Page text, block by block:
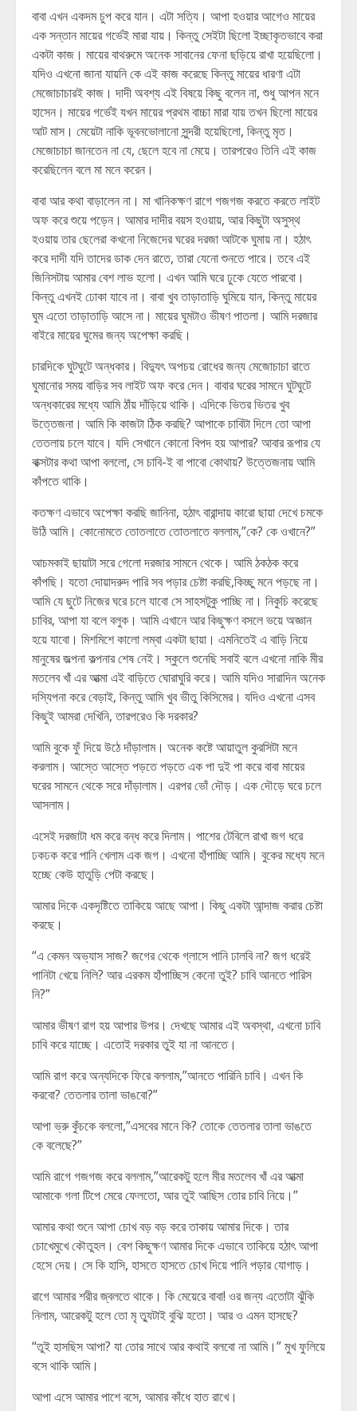
বাবা এখন একদম চুপ করে যান। এটা সত্যি। আপা হওয়ার আগেও মায়ের
এক সন্তান মায়ের গর্ভেই মারা যায়। কিন্তু সেইটা ছিলো ইচ্ছাকৃতভাবে করা
একটা কাজ। মায়ের বাথরুমে অনেক সাবানের ফেনা ছড়িয়ে রাখা হয়েছিলো।
যদিও এখনো জানা যায়নি কে এই কাজ করেছে কিন্তু মায়ের ধারণা এটা
মেজোচাচারই কাজ। দাদী অবশ্য এই বিষয়ে কিছু বলেন না, শুধু আপন মনে
হাসেন। মায়ের গর্ভেই যখন মায়ের প্রথম বাচ্চা মারা যায় তখন ছিলো মায়ের
আট মাস। মেয়েটা নাকি ভূবনভোলানো সুন্দরী হয়েছিলো, কিন্তু মৃত।
মেজোচাচা জানতেন না যে, ছেলে হবে না মেয়ে। তারপরেও তিনি এই কাজ
করেছিলেন বলে মা মনে করেন।
বাবা আর কথা বাড়ালেন না। মা খানিকক্ষণ রাগে গজগজ করতে করতে লাইট
অফ করে শুয়ে পড়েন। আমার দাদীর বয়স হওয়ায়, আর কিছুটা অসুস্থ
হওয়ায় তার ছেলেরা কখনো নিজেদের ঘরের দরজা আটকে ঘুমায় না। হঠাৎ
করে দাদী যদি তাদের ডাক দেন রাতে, তারা যেনো শুনতে পারে। তবে এই
জিনিসটায় আমার বেশ লাভ হলো। এখন আমি ঘরে ঢুকে যেতে পারবো।
কিন্তু এখনই ঢোকা যাবে না। বাবা খুব তাড়াতাড়ি ঘুমিয়ে যান, কিন্তু মায়ের
ঘুম এতো তাড়াতাড়ি আসে না। মায়ের ঘুমটাও ভীষণ পাতলা। আমি দরজার
বাইরে মায়ের ঘুমের জন্য অপেক্ষা করছি।
চারদিকে ঘুটঘুটে অন্ধকার। বিদ্যুৎ অপচয় রোধের জন্য মেজোচাচা রাতে
ঘুমানোর সময় বাড়ির সব লাইট অফ করে দেন। বাবার ঘরের সামনে ঘুটঘুটে
অন্ধকারের মধ্যে আমি ঠাঁয় দাঁড়িয়ে থাকি। এদিকে ভিতর ভিতর খুব
উত্তেজনা। আমি কি কাজটা ঠিক করছি? আপাকে চাবিটা দিলে তো আপা
তেতলায় চলে যাবে। যদি সেখানে কোনো বিপদ হয় আপার? আবার রূপার যে
বাক্সটার কথা আপা বললো, সে চাবি-ই বা পাবো কোথায়? উত্তেজনায় আমি
কাঁপতে থাকি।
কতক্ষণ এভাবে অপেক্ষা করছি জানিনা, হঠাৎ বারান্দায় কারো ছায়া দেখে চমকে
উঠি আমি। কোনোমতে তোতলাতে তোতলাতে বললাম,”কে? কে ওখানে?”
আচমকাই ছায়াটা সরে গেলো দরজার সামনে থেকে। আমি ঠকঠক করে
কাঁপছি। যতো দোয়াদরুদ পারি সব পড়ার চেষ্টা করছি,কিচ্ছু মনে পড়ছে না।
আমি যে ছুটে নিজের ঘরে চলে যাবো সে সাহসটুকু পাচ্ছি না। নিকুচি করেছে
চাবির, আপা যা বলে বলুক। আমি এখানে আর কিছুক্ষণ বসলে ভয়ে অজ্ঞান
হয়ে যাবো। মিশমিশে কালো লম্বা একটা ছায়া। এমনিতেই এ বাড়ি নিয়ে
মানুষের জল্পনা কল্পনার শেষ নেই। স্কুলে শুনেছি সবাই বলে এখনো নাকি মীর
মতলেব খাঁ এর আত্মা এই বাড়িতে ঘোরাঘুরি করে। আমি যদিও সারাদিন অনেক
দস্যিপনা করে বেড়াই, কিন্তু আমি খুব ভীতু কিসিমের। যদিও এখনো এসব
কিছুই আমরা দেখিনি, তারপরেও কি দরকার?
আমি বুকে ফুঁ দিয়ে উঠে দাঁড়ালাম। অনেক কষ্টে আয়াতুল কুরসিটা মনে
করলাম। আস্তে আস্তে পড়তে পড়তে এক পা দুই পা করে বাবা মায়ের
ঘরের সামনে থেকে সরে দাঁড়ালাম। এরপর ভোঁ দৌড়। এক দৌড়ে ঘরে চলে
আসলাম।
এসেই দরজাটা ধম করে বন্ধ করে দিলাম। পাশের টেবিলে রাখা জগ ধরে
ঢকঢক করে পানি খেলাম এক জগ। এখনো হাঁপাচ্ছি আমি। বুকের মধ্যে মনে
হচ্ছে কেউ হাতুড়ি পেটা করছে।
আমার দিকে একদৃষ্টিতে তাকিয়ে আছে আপা। কিছু একটা আন্দাজ করার চেষ্টা
করছে।
“এ কেমন অভ্যাস সাজ? জগের থেকে গ্লাসে পানি ঢালবি না? জগ ধরেই
পানিটা খেয়ে নিলি? আর এরকম হাঁপাচ্ছিস কেনো তুই? চাবি আনতে পারিস
নি?”
আমার ভীষণ রাগ হয় আপার উপর। দেখছে আমার এই অবস্থা, এখনো চাবি
চাবি করে যাচ্ছে। এতোই দরকার তুই যা না আনতে।
আমি রাগ করে অন্যদিকে ফিরে বললাম,”আনতে পারিনি চাবি। এখন কি
করবো? তেতলার তালা ভাঙবো?”
আপা ভ্রু কুঁচকে বললো,”এসবের মানে কি? তোকে তেতলার তালা ভাঙতে
কে বলেছে?”
আমি রাগে গজগজ করে বললাম,”আরেকটু হলে মীর মতলেব খাঁ এর আত্মা
আমাকে গলা টিপে মেরে ফেলতো, আর তুই আছিস তোর চাবি নিয়ে।”
আমার কথা শুনে আপা চোখ বড় বড় করে তাকায় আমার দিকে। তার
চোখেমুখে কৌতুহল। বেশ কিছুক্ষণ আমার দিকে এভাবে তাকিয়ে হঠাৎ আপা
হেসে দেয়। সে কি হাসি, হাসতে হাসতে চোখ দিয়ে পানি পড়ার যোগাড়।
রাগে আমার শরীর জ্বলতে থাকে। কি মেয়েরে বাবা! ওর জন্য এতোটা ঝুঁকি
নিলাম, আরেকটু হলে তো মৃ ত্যুটাই বুঝি হতো। আর ও এমন হাসছে?
“তুই হাসছিস আপা? যা তোর সাথে আর কথাই বলবো না আমি।” মুখ ফুলিয়ে
বসে থাকি আমি।
আপা এসে আমার পাশে বসে, আমার কাঁধে হাত রাখে।